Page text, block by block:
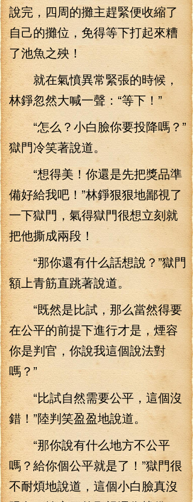
說完，四周的攤主趕緊便收縮了
自己的攤位，免得等下打起來糟
了池魚之殃！
就在氣憤異常緊張的時候，
林錚忽然大喊一聲：“等下！”
“怎么？小白臉你要投降嗎？”
獄門冷笑著說道。
“想得美！你還是先把獎品準
備好給我吧！”林錚狠狠地鄙視了
一下獄門，氣得獄門很想立刻就
把他撕成兩段！
“那你還有什么話想說？”獄門
額上青筋直跳著說道。
“既然是比試，那么當然得要
在公平的前提下進行才是，煙容
你是判官，你說我這個說法對
嗎？”
“比試自然需要公平，這個沒
錯！”陸判笑盈盈地說道。
“那你說有什么地方不公平
嗎？給你個公平就是了！”獄門很
不耐煩地說道，這個小白臉真沒